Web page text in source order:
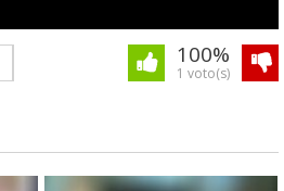
100%
1 voto(s)